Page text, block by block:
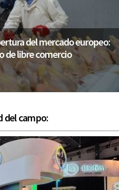
del mercado europeo:
de libre comercio
del campo: